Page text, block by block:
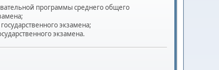
программы среднего общего
экзамена;
экзамена.